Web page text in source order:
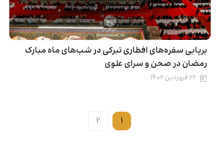
برپایی سفره‌های افطاری تبرکی در شب‌های ماه مبارک
رمضان در صحن و سرای علوی
۲۲ فروردین ۱۴۰۲
1
2